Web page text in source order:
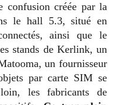
confusion créée par la
le hall 5.3, situé en
ainsi que le
stands de Kerlink, un
un fournisseur
par carte SIM se
les fabricants de